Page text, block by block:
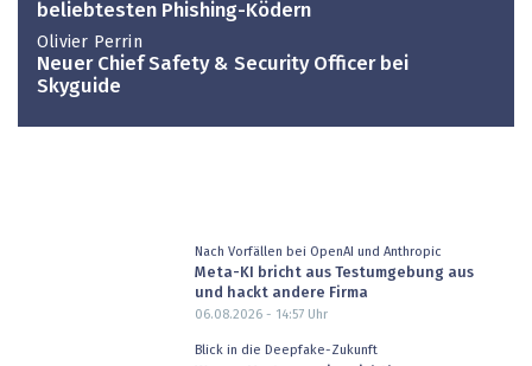
beliebtesten Phishing-Ködern
Olivier Perrin
Neuer Chief Safety & Security Officer bei
Skyguide
Nach Vorfällen bei OpenAI und Anthropic
Meta-KI bricht aus Testumgebung aus
und hackt andere Firma
06.08.2026 - 14:57Uhr
Blick in die Deepfake-Zukunft